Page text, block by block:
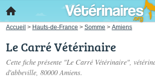
Accueil > Hauts-de-France > Somme > Amiens
Le Carré Vétérinaire
Cette fiche présente "Le Carré Vétérinaire",
d'abbeville, 80000 Amiens.